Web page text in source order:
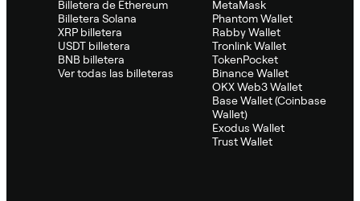
Billetera de Ethereum
Billetera Solana
XRP billetera
USDT billetera
BNB billetera
Ver todas las billeteras
MetaMask
Phantom Wallet
Rabby Wallet
Tronlink Wallet
TokenPocket
Binance Wallet
OKX Web3 Wallet
Base Wallet (Coinbase
Wallet)
Exodus Wallet
Trust Wallet